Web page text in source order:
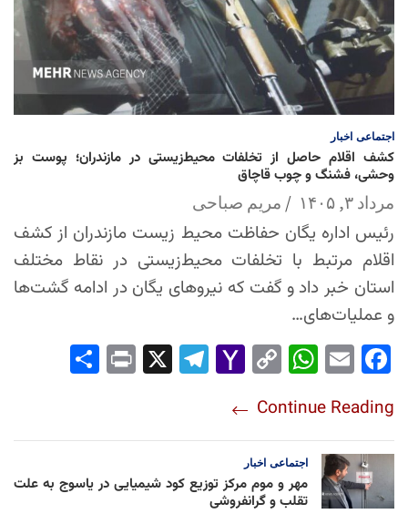
اجتماعی اخبار
کشف اقلام حاصل از تخلفات محیط‌زیستی در مازندران؛ پوست بز
وحشی، فشنگ و چوب قاچاق
مرداد ۳, ۱۴۰۵ مریم صباحی
رئیس اداره یگان حفاظت محیط زیست مازندران از کشف
اقلام مرتبط با تخلفات محیط‌زیستی در نقاط مختلف
استان خبر داد و گفت که نیروهای یگان در ادامه گشت‌ها
و عملیات‌های…
Fac
ok
Em
Wh
Ap
p
Co
Lin
k
Yah
l
Tel
Pri
Continue Reading
اجتماعی اخبار
مهر و موم مرکز توزیع کود شیمیایی در یاسوج به علت
تقلب و گرانفروشی